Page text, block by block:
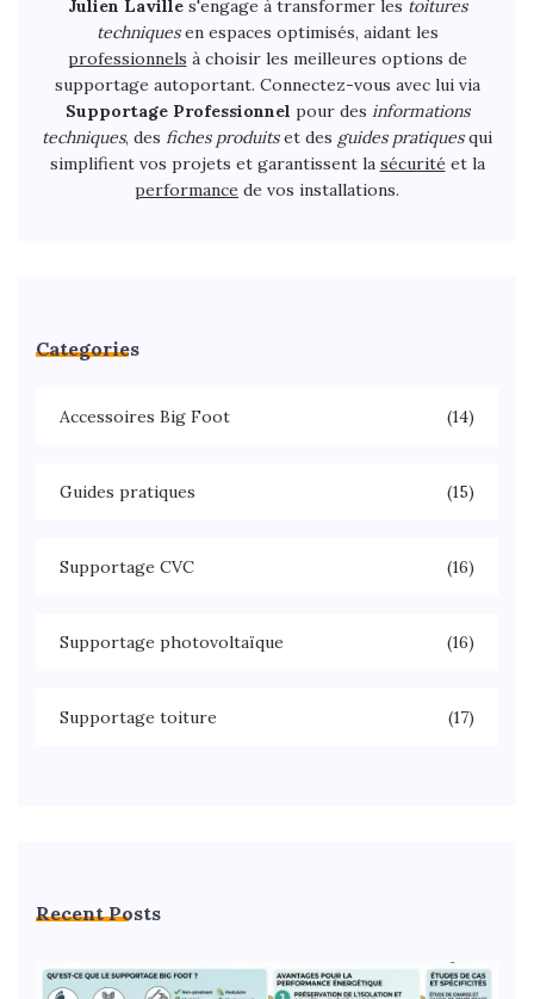
Julien Lavilles'engage à transformer les toitures
techniquesen espaces optimisés, aidant les
professionnels à choisir les meilleures options de
supportage autoportant. Connectez-vous avec lui via
Supportage Professionnel pour des informations
techniques, des fiches produitset des guides pratiquesqui
simplifient vos projets et garantissent la sécurité et la
performance de vos installations.
Categories
Accessoires Big Foot (14)
Guides pratiques (15)
Supportage CVC (16)
Supportage photovoltaïque (16)
Supportage toiture (17)
Recent Posts